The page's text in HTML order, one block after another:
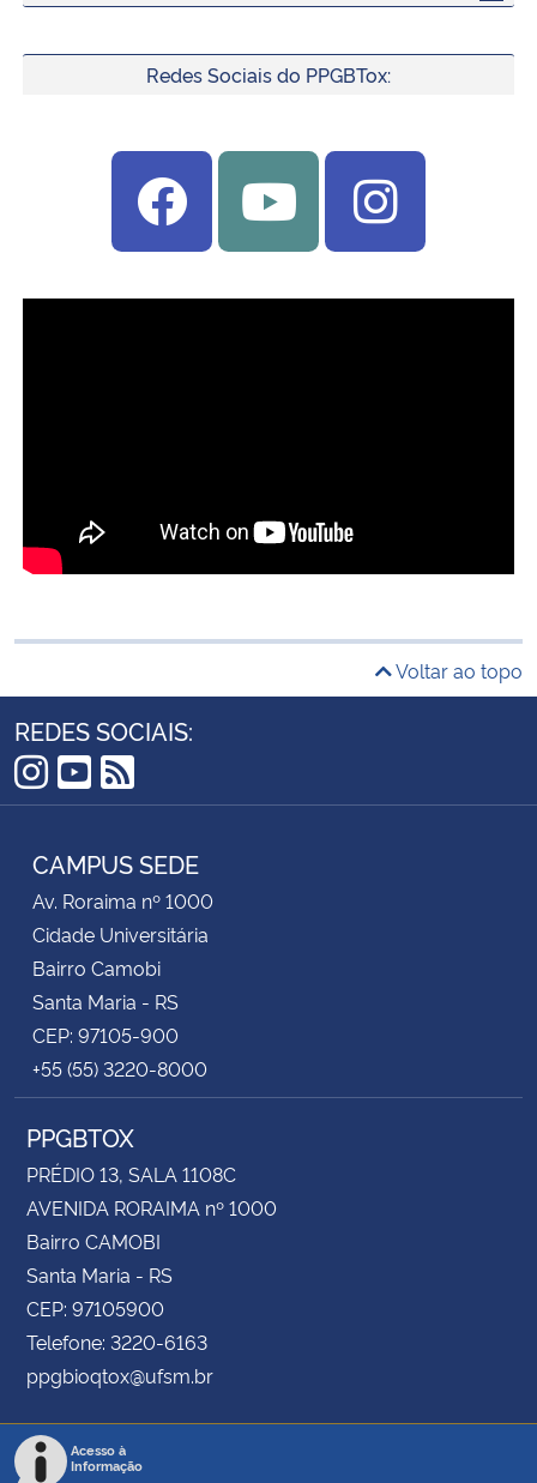
Redes Sociais do PPGBTox:
Voltar ao topo
REDES SOCIAIS:
Instagram
YouTube
RSS
CAMPUS SEDE
Av. Roraima nº 1000
Cidade Universitária
Bairro Camobi
Santa Maria - RS
CEP: 97105-900
+55 (55) 3220-8000
PPGBTOX
PRÉDIO 13, SALA 1108C
AVENIDA RORAIMA nº 1000
Bairro CAMOBI
Santa Maria - RS
CEP: 97105900
Telefone: 3220-6163
ppgbioqtox@ufsm.br
Acesso à
Informação